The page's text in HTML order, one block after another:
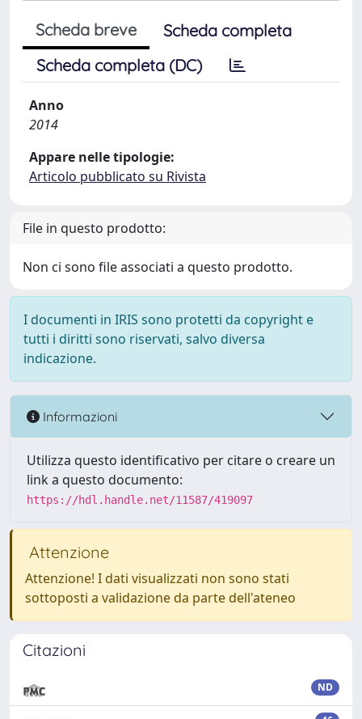
Scheda breve
Scheda completa
Scheda completa (DC)
Anno
2014
Appare nelle tipologie:
Articolo pubblicato su Rivista
File in questo prodotto:
Non ci sono file associati a questo prodotto.
I documenti in IRIS sono protetti da copyright e
tutti i diritti sono riservati, salvo diversa
indicazione.
Informazioni
Utilizza questo identificativo per citare o creare un
link a questo documento:
https://hdl.handle.net/11587/419097
Attenzione
Attenzione! I dati visualizzati non sono stati
sottoposti a validazione da parte dell'ateneo
Citazioni
ND